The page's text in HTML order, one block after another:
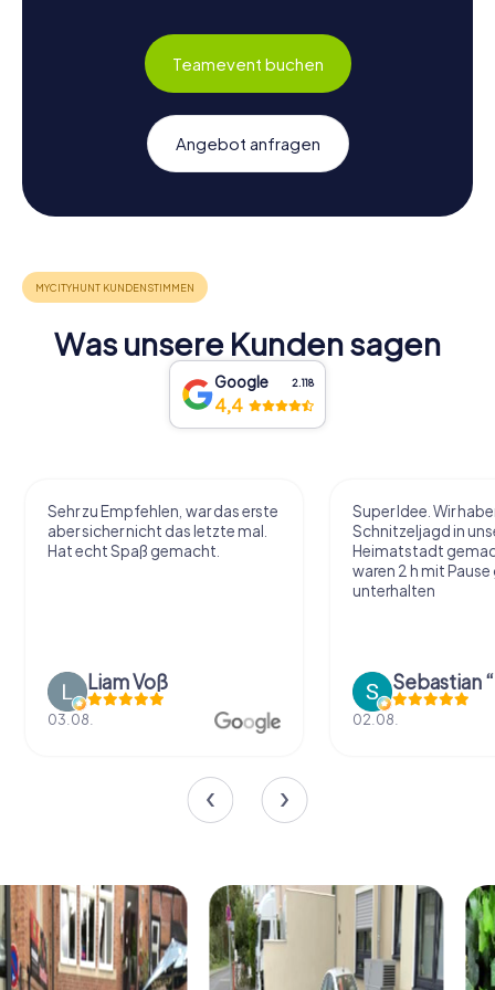
Teamevent buchen
Angebot anfragen
Was unsere Kunden sagen
Google 2.118
4,4
Sehr zu Empfehlen, war das erste
aber sicher nicht das letzte mal.
Hat echt Spaß gemacht.
Liam Voß
03.08.
Super Idee. Wir
Schnitzeljagd in
Heimatstadt
waren 2 h mit
unterhalten
02.08.